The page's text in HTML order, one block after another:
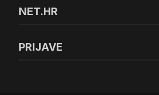
NET.HR
PRIJAVE